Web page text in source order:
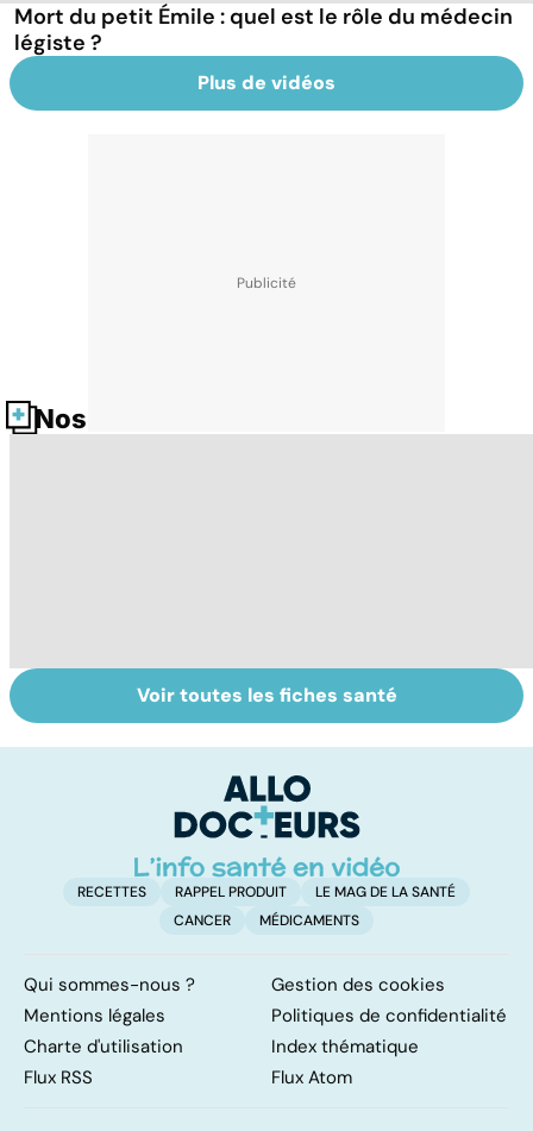
Mort du petit Émile : quel est le rôle du médecin
légiste ?
Plus de vidéos
Nos fiches santé
Faire du sport à
domicile, c'est
Don de gamètes :
le pour et le
levée de
l'anonymat
Voir toutes les fiches santé
RECETTES RAPPEL PRODUIT
LE MAG DE LA SANTÉ
CANCER
MÉDICAMENTS
Qui sommes-nous ?
Gestion des cookies
Mentions légales
Politiques de confidentialité
Charte d'utilisation
Index thématique
Flux RSS
Flux Atom